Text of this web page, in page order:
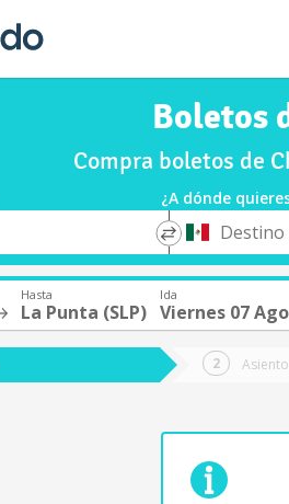
Boletos
Compra boletos de
¿A dónde
*
Destino
Hasta
La Punta (SLP)
Ida
Viernes 07